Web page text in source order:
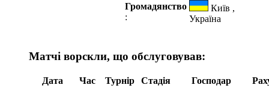
Громадянство
:
Київ ,
Україна
Матчі ворскли, що обслуговував:
Дата Час Турнір Стадія Господар